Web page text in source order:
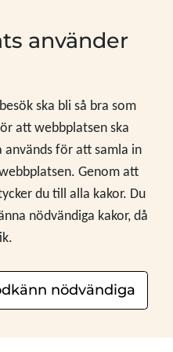
använder
ska bli så bra som
att webbplatsen ska
för att samla in
Genom att
du till alla kakor. Du
nödvändiga kakor, då
nödvändiga